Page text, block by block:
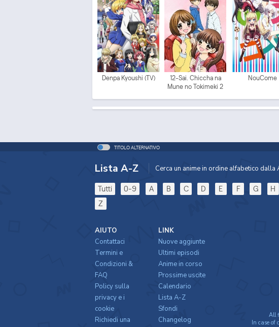
Denpa Kyoushi (TV)
12-Sai. Chiccha na
Mune no Tokimeki 2
NouCome
TITOLO ALTERNATIVO
Lista A-Z Cerca un anime in ordine alfabetico dalla
Tutti 0-9 A B C D E F G H
Z
All
In case
AIUTO
Contattaci
Termini e
Condizioni &
FAQ
Policy sulla
privacy e i
cookie
Richiedi una
LINK
Nuove aggiunte
Ultimi episodi
Anime in corso
Prossime uscite
Calendario
Lista A-Z
Sfondi
Changelog